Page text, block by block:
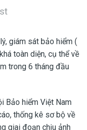
giám sát bảo hiểm (
toàn diện, cụ thể về
trong 6 tháng đầu
Bảo hiểm Việt Nam
thống kê sơ bộ về
giai đoạn chịu ảnh